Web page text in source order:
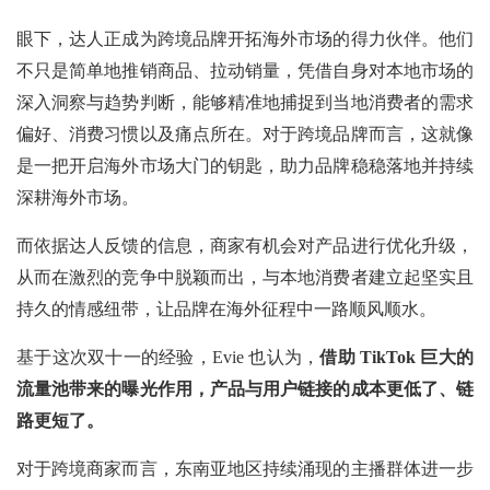
眼下，达人正成为跨境品牌开拓海外市场的得力伙伴。他们
不只是简单地推销商品、拉动销量，凭借自身对本地市场的
深入洞察与趋势判断，能够精准地捕捉到当地消费者的需求
偏好、消费习惯以及痛点所在。对于跨境品牌而言，这就像
是一把开启海外市场大门的钥匙，助力品牌稳稳落地并持续
深耕海外市场。
而依据达人反馈的信息，商家有机会对产品进行优化升级，
从而在激烈的竞争中脱颖而出，与本地消费者建立起坚实且
持久的情感纽带，让品牌在海外征程中一路顺风顺水。
基于这次双十一的经验，Evie 也认为，借助 TikTok 巨大的
流量池带来的曝光作用，产品与用户链接的成本更低了、链
路更短了。
对于跨境商家而言，东南亚地区持续涌现的主播群体进一步